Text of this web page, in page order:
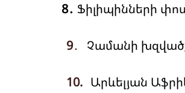
8․ Ֆիլիպինների
9․ Չամանի
10. Արևելյան